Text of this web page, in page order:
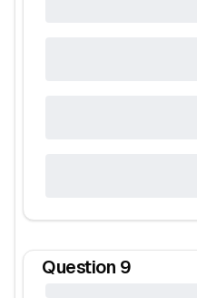
Question 9